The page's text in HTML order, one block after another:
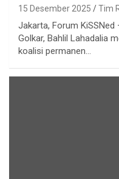
15 Desember 2025 Tim
Jakarta, Forum
Golkar, Bahlil Lahadalia
koalisi permanen…